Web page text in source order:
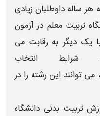
ساله داوطلبان زیادی
تربیت معلم در آزمون
یک دیگر به رقابت می
شرایط انتخاب
می توانند این رشته را در
تربیت بدنی دانشگاه